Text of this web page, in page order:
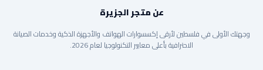
عن متجر الجزيرة
وجهتك الأولى في فلسطين لأرقى إكسسوارات الهواتف والأجهزة الذكية وخدمات الصيانة
الاحترافية بأعلى معايير التكنولوجيا لعام 2026.